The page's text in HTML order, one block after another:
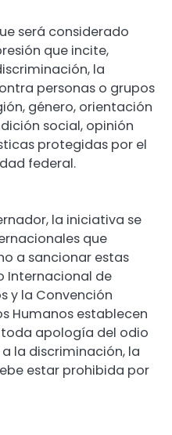
será considerado
que incite,
la
personas o grupos
género, orientación
social, opinión
protegidas por el
federal.
la iniciativa se
que
a sancionar estas
Internacional de
y la Convención
Humanos establecen
apología del odio
la discriminación, la
estar prohibida por